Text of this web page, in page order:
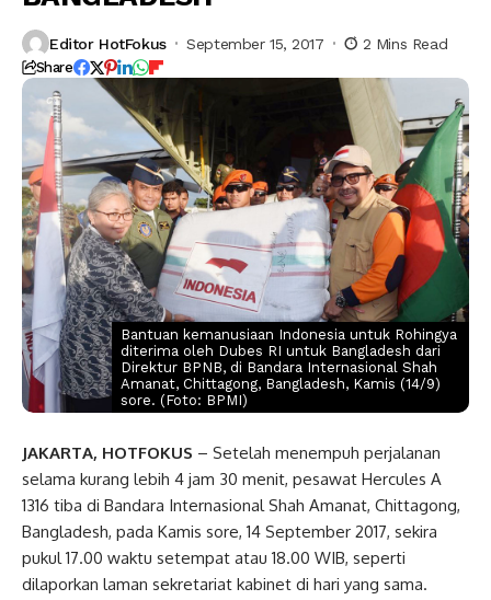
Editor HotFokus September 15, 2017 2 Mins Read
Share
Bantuan kemanusiaan Indonesia untuk Rohingya
diterima oleh Dubes RI untuk Bangladesh dari
Direktur BPNB, di Bandara Internasional Shah
Amanat, Chittagong, Bangladesh, Kamis (14/9)
sore. (Foto: BPMI)
JAKARTA, HOTFOKUS – Setelah menempuh perjalanan
selama kurang lebih 4 jam 30 menit, pesawat Hercules A
1316 tiba di Bandara Internasional Shah Amanat, Chittagong,
Bangladesh, pada Kamis sore, 14 September 2017, sekira
pukul 17.00 waktu setempat atau 18.00 WIB, seperti
dilaporkan laman sekretariat kabinet di hari yang sama.